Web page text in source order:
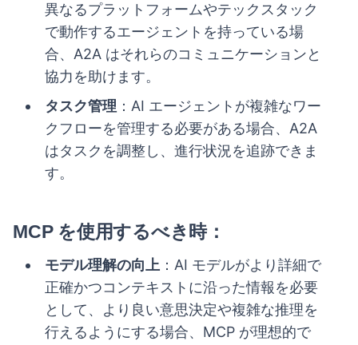
異なるプラットフォームやテックスタック
で動作するエージェントを持っている場
合、A2A はそれらのコミュニケーションと
協力を助けます。
タスク管理 ：AI エージェントが複雑なワー
クフローを管理する必要がある場合、A2A
はタスクを調整し、進行状況を追跡できま
す。
MCP を使用するべき時：
モデル理解の向上 ：AI モデルがより詳細で
正確かつコンテキストに沿った情報を必要
として、より良い意思決定や複雑な推理を
行えるようにする場合、MCP が理想的で